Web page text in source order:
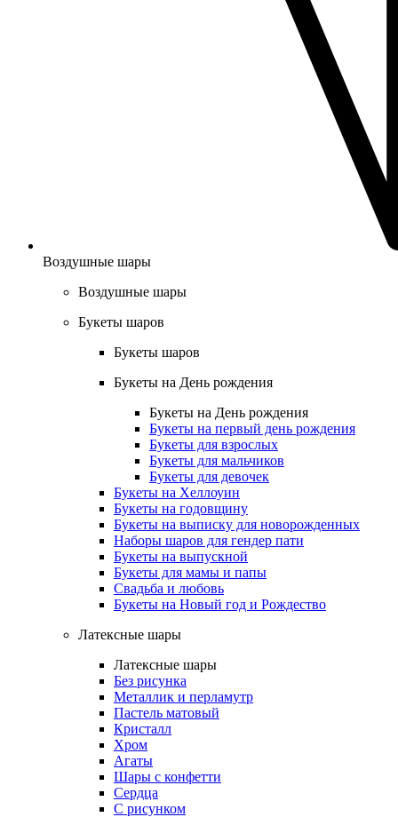
Воздушные шары
Воздушные шары
Букеты шаров
Букеты шаров
Букеты на День рождения
Букеты на День рождения
Букеты на первый день рождения
Букеты для взрослых
Букеты для мальчиков
Букеты для девочек
Букеты на Хеллоуин
Букеты на годовщину
Букеты на выписку для новорожденных
Наборы шаров для гендер пати
Букеты на выпускной
Букеты для мамы и папы
Свадьба и любовь
Букеты на Новый год и Рождество
Латексные шары
Латексные шары
Без рисунка
Металлик и перламутр
Пастель матовый
Кристалл
Хром
Агаты
Шары с конфетти
Сердца
С рисунком